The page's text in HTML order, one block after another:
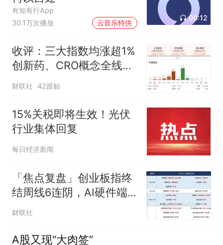
有知有行App
30.1万次播放
云音乐特供
00:12
收评：三大指数均涨超1%
创新药、CRO概念全线走
强
财联社 42跟贴
15%关税即将生效！光伏
行业集体回复
每日经济新闻
「焦点复盘」创业板指终
结周线6连阴，AI硬件端
持续回暖，4600亿CXO
财联社
A股又现“大肉签”